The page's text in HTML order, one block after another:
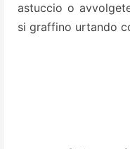
astuccio o
si graffino urtando